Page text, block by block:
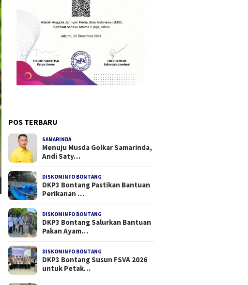
POS TERBARU
SAMARINDA
Menuju Musda Golkar Samarinda,
Andi Saty…
DISKOMINFO BONTANG
DKP3 Bontang Pastikan Bantuan
Perikanan …
DISKOMINFO BONTANG
DKP3 Bontang Salurkan Bantuan
Pakan Ayam…
DISKOMINFO BONTANG
DKP3 Bontang Susun FSVA 2026
untuk Petak…